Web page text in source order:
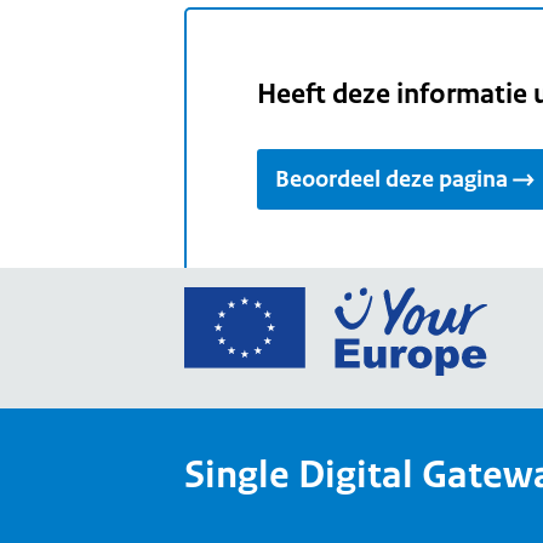
Heeft deze informatie
Beoordeel deze pagina
Ga
Your
Single Digital